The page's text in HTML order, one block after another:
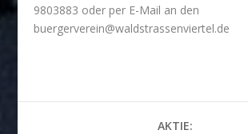
9803883 oder per E-Mail an den
buergerverein@waldstrassenviertel.de
AKTIE: